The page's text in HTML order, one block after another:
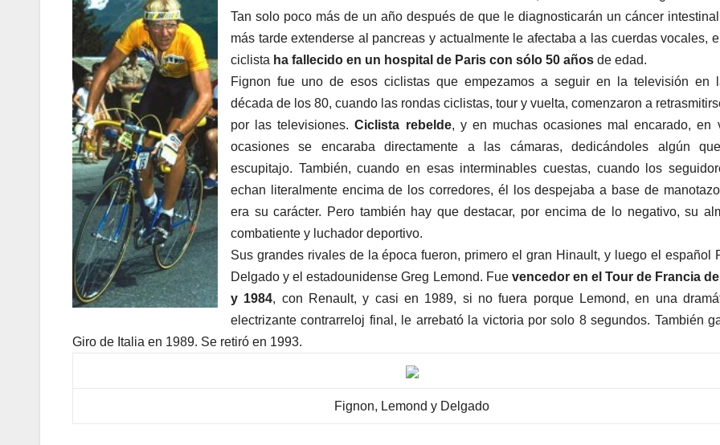
Tan solo poco más de un año después de que le diagnosticarán un cáncer
más tarde extenderse al pancreas y actualmente le afectaba a las cuerdas vocales,
ciclista ha fallecido en un hospital de Paris con sólo 50 años de edad.
Fignon fue uno de esos ciclistas que empezamos a seguir en la televisión en
década de los 80, cuando las rondas ciclistas, tour y vuelta, comenzaron a
por las televisiones. Ciclista rebelde, y en muchas ocasiones mal encarado, en
ocasiones se encaraba directamente a las cámaras, dedicándoles algún
escupitajo. También, cuando en esas interminables cuestas, cuando los
echan literalmente encima de los corredores, él los despejaba a base de
era su carácter. Pero también hay que destacar, por encima de lo negativo, su
combatiente y luchador deportivo.
Sus grandes rivales de la época fueron, primero el gran Hinault, y luego el español
Delgado y el estadounidense Greg Lemond. Fue vencedor en el Tour de Francia
y 1984, con Renault, y casi en 1989, si no fuera porque Lemond, en una
electrizante contrarreloj final, le arrebató la victoria por solo 8 segundos. También
Giro de Italia en 1989. Se retiró en 1993.
Fignon, Lemond y Delgado